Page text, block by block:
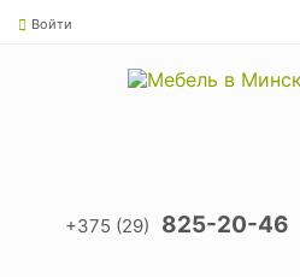
Войти
+375 (29) 825-20-46